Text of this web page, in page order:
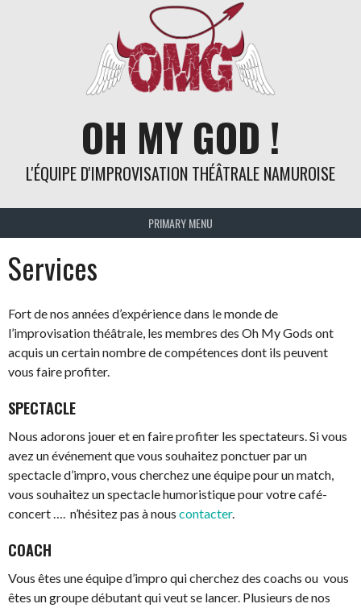
OH MY GOD !
L'ÉQUIPE D'IMPROVISATION THÉÂTRALE NAMUROISE
PRIMARY MENU
Services
Fort de nos années d’expérience dans le monde de
l’improvisation théâtrale, les membres des Oh My Gods ont
acquis un certain nombre de compétences dont ils peuvent
vous faire profiter.
SPECTACLE
Nous adorons jouer et en faire profiter les spectateurs. Si vous
avez un événement que vous souhaitez ponctuer par un
spectacle d’impro, vous cherchez une équipe pour un match,
vous souhaitez un spectacle humoristique pour votre café-
concert …. n’hésitez pas à nous contacter.
COACH
Vous êtes une équipe d’impro qui cherchez des coachs ou vous
êtes un groupe débutant qui veut se lancer. Plusieurs de nos